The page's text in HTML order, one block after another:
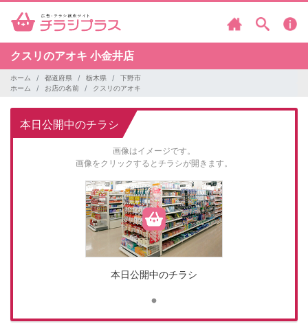
クスリのアオキ 小金井店
ホーム 都道府県 栃木県
下野市
ホーム
お店の名前 クスリのアオキ
本日公開中のチラシ
画像はイメージです。
画像をクリックするとチラシが開きます。
本日公開中のチラシ